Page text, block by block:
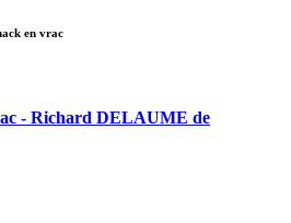
en vrac
- Richard DELAUME de